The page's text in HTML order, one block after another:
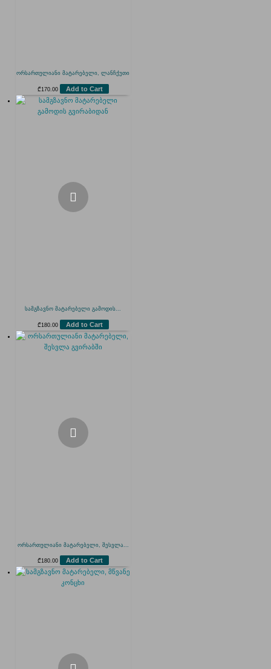
ორსართულიანი მატარებელი, ლანჩქუთი
₾ 170.00 Add to Cart
სამგზავნო მატარებელი გამოდის...
₾ 180.00 Add to Cart
ორსართულიანი მატარებელი, შესვლა...
₾180.00 Add to Cart